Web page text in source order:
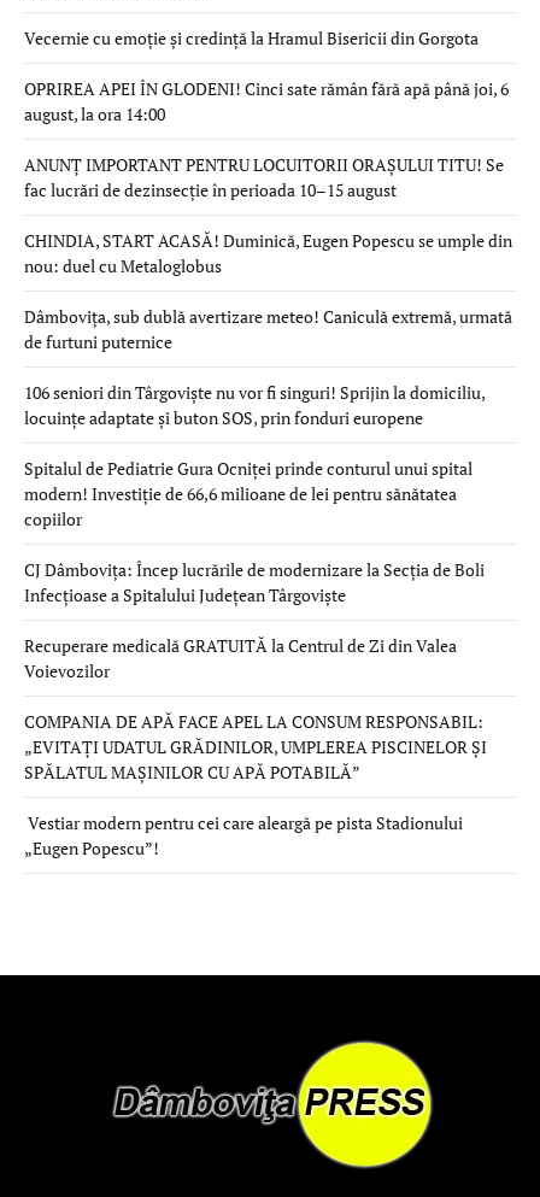
Vecernie cu emoție și credință la Hramul Bisericii din Gorgota
OPRIREA APEI ÎN GLODENI! Cinci sate rămân fără apă până joi, 6
august, la ora 14:00
ANUNȚ IMPORTANT PENTRU LOCUITORII ORAȘULUI TITU! Se
fac lucrări de dezinsecție în perioada 10–15 august
CHINDIA, START ACASĂ! Duminică, Eugen Popescu se umple din
nou: duel cu Metaloglobus
Dâmbovița, sub dublă avertizare meteo! Caniculă extremă, urmată
de furtuni puternice
106 seniori din Târgoviște nu vor fi singuri! Sprijin la domiciliu,
locuințe adaptate și buton SOS, prin fonduri europene
Spitalul de Pediatrie Gura Ocniței prinde conturul unui spital
modern! Investiție de 66,6 milioane de lei pentru sănătatea
copiilor
CJ Dâmbovița: Încep lucrările de modernizare la Secția de Boli
Infecțioase a Spitalului Județean Târgoviște
Recuperare medicală GRATUITĂ la Centrul de Zi din Valea
Voievozilor
COMPANIA DE APĂ FACE APEL LA CONSUM RESPONSABIL:
„EVITAȚI UDATUL GRĂDINILOR, UMPLEREA PISCINELOR ȘI
SPĂLATUL MAȘINILOR CU APĂ POTABILĂ”
Vestiar modern pentru cei care aleargă pe pista Stadionului
„Eugen Popescu”!